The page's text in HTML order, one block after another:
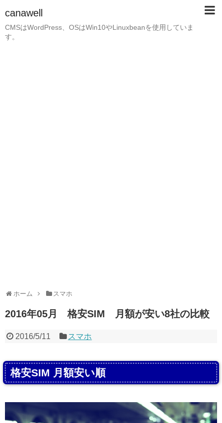
canawell
CMSはWordPress、OSはWin10やLinuxbeanを使用していま
す。
ホーム スマホ
2016年05月 格安SIM 月額が安い8社の比較
2016/5/11 スマホ
格安SIM 月額安い順